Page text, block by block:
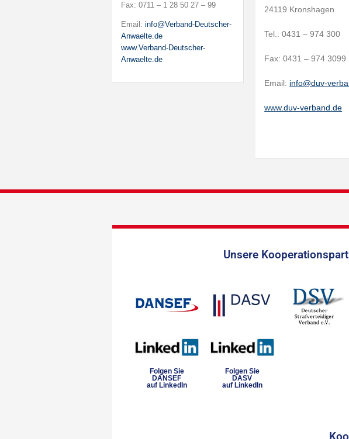
Fax: 0711 – 1 28 50 27 – 99
Email: info@Verband-Deutscher-
Anwaelte.de
www.Verband-Deutscher-
Anwaelte.de
24119 Kronshagen
Tel.: 0431 – 974 300
Fax: 0431 – 974 3099
Email: info@duv-
www.duv-verband.de
Unsere
Folgen Sie
DANSEF
auf LinkedIn
Folgen Sie
DASV
auf LinkedIn